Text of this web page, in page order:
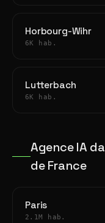
Horbourg-Wihr
6K hab.
Lutterbach
6K hab.
Agence IA
de France
Paris
2.1M hab.